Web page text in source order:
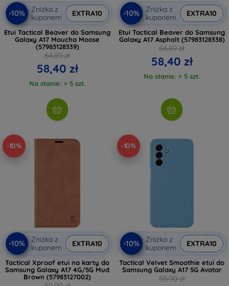
-10%
Zniżka z
kuponem
EXTRA10
Etui Tactical Beaver do Samsung
Galaxy A17 Moucha Moose
(57983128339)
64,89 zł
58,40 zł
Na stanie: > 5 szt.
-10%
Zniżka z
kuponem
EXTRA10
Etui Tactical Beaver do Samsung
Galaxy A17 Asphalt (57983128338)
64,89 zł
58,40 zł
Na stanie: > 5 szt.
-10%
-10%
Zniżka z
kuponem
EXTRA10
Tactical Xproof etui na karty do
Samsung Galaxy A17 4G/5G Mud
Brown (57983127002)
-10%
-10%
Zniżka z
kuponem
EXTRA10
Tactical Velvet Smoothie etui do
Samsung Galaxy A17 5G Avatar
55,90 zł